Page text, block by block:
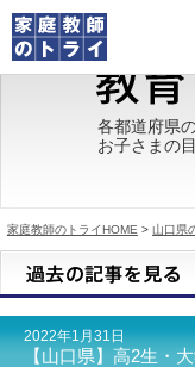
トライの教育理念
成績が上がる理由
都道府県別情報
合格体験談
キャンペーン情報
各都道府県
お子さまの
家庭教師のトライHOME > 山口県
2022年1月31日
【山口県】高2生・